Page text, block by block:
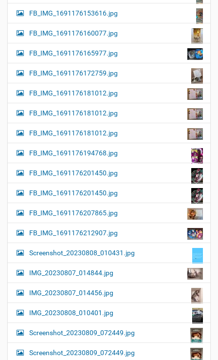
FB_IMG_1691176153616.jpg
FB_IMG_1691176160077.jpg
FB_IMG_1691176165977.jpg
FB_IMG_1691176172759.jpg
FB_IMG_1691176181012.jpg
FB_IMG_1691176181012.jpg
FB_IMG_1691176181012.jpg
FB_IMG_1691176194768.jpg
FB_IMG_1691176201450.jpg
FB_IMG_1691176201450.jpg
FB_IMG_1691176207865.jpg
FB_IMG_1691176212907.jpg
Screenshot_20230808_010431.jpg
IMG_20230807_014844.jpg
IMG_20230807_014456.jpg
IMG_20230808_010401.jpg
Screenshot_20230809_072449.jpg
Screenshot_20230809_072449.jpg